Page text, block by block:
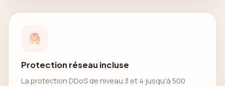
Protection réseau incluse
La protection DDoS de niveau 3 et 4 jusqu'à 500